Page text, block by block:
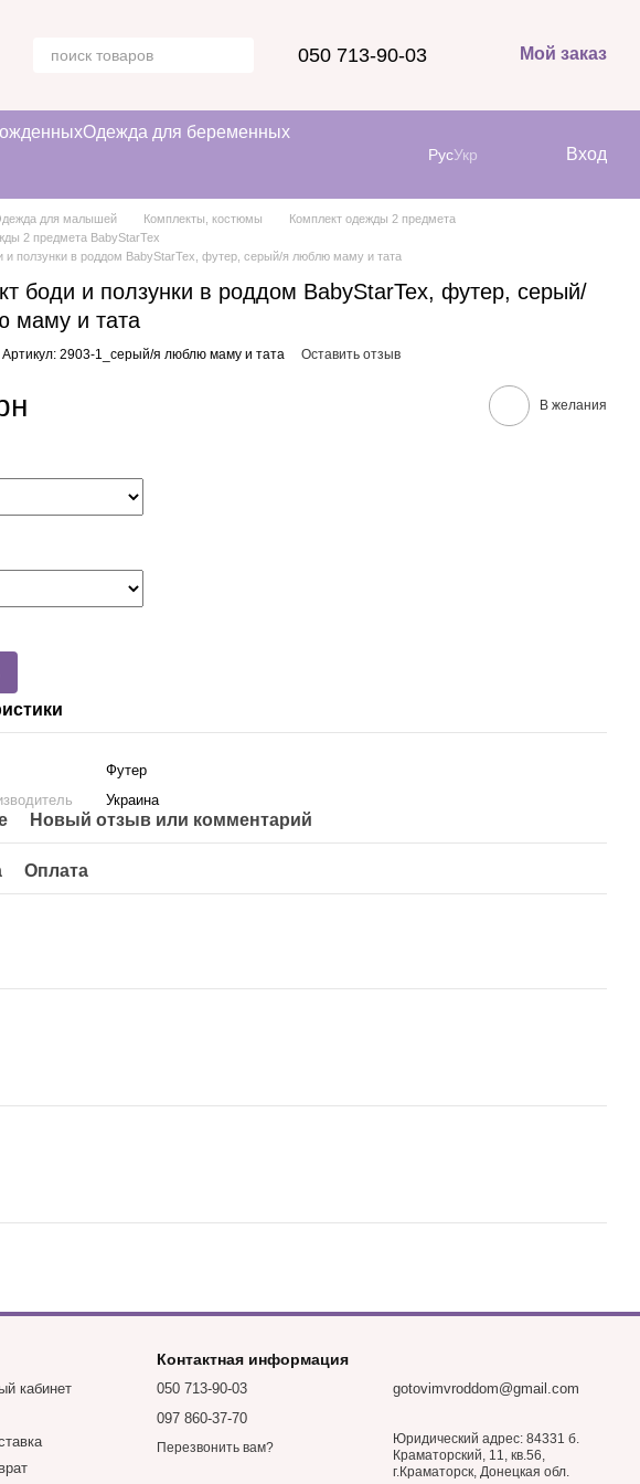
050 713-90-03 Мой заказ
Одежда для беременных
РусУкр Вход
для малышей Комплекты, костюмы
Комплект одежды 2 предмета
2 предмета BabyStarTex
и ползунки в роддом BabyStarTex, футер, серый/я люблю маму и тата
боди и ползунки в роддом BabyStarTex, футер, серый/
маму и тата
Артикул: 2903-1_серый/я люблю маму и тата Оставить отзыв
В желания
Футер
Украина
Новый отзыв или комментарий
Оплата
кабинет
Контактная информация
050 713-90-03
097 860-37-70
Перезвонить вам?
gotovimvroddom@gmail.com
Юридический адрес: 84331 б.
Краматорский, 11, кв.56,
г.Краматорск, Донецкая обл.